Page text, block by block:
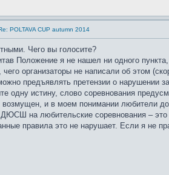
POLTAVA CUP autumn 2014
Чего вы голосите?
Положение я не нашел ни одного
чего организаторы не написали об этом
предъявлять претензии о нарушении
одну истину, слово соревнования
и в моем понимании любители
на любительские соревнования – это
правила это не нарушает. Если я не